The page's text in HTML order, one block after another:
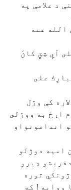
د علامې په
الله عنه
اَيِ شِقٍ كانَ
على
كې وژل
اړخ به ووژلى
اندامونواو
اميه دوژلو
ډيرو
توره
ووايه ! كه